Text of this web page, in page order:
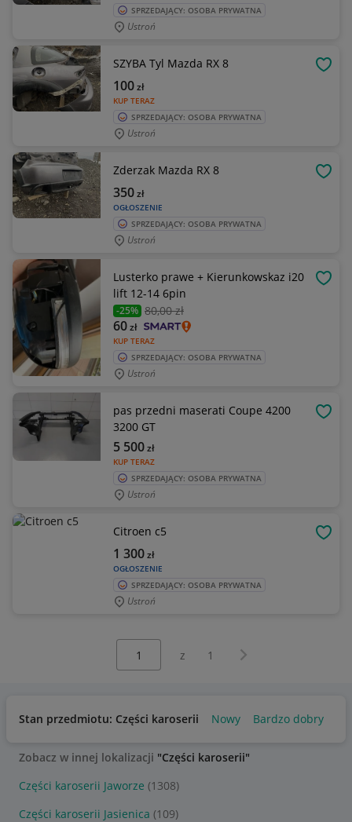
SPRZEDAJĄCY: OSOBA PRYWATNA
Ustroń
SZYBA Tyl Mazda RX 8
KUP TERAZ
100zł
SPRZEDAJĄCY: OSOBA PRYWATNA
Ustroń
Zderzak Mazda RX 8
OGŁOSZENIE
350zł
SPRZEDAJĄCY: OSOBA PRYWATNA
Ustroń
Lusterko prawe + Kierunkowskaz i20
lift 12-14 6pin
-25% 80,00 zł
KUP TERAZ
60zł
SPRZEDAJĄCY: OSOBA PRYWATNA
Ustroń
pas przedni maserati Coupe 4200
3200 GT
KUP TERAZ
5 500zł
SPRZEDAJĄCY: OSOBA PRYWATNA
Ustroń
Citroen c5
OGŁOSZENIE
1 300zł
SPRZEDAJĄCY: OSOBA PRYWATNA
Ustroń
z 1 Następna strona
Stan przedmiotu: Części karoserii Nowy Bardzo dobry
Zobacz w innej lokalizacji "Części karoserii"
Części karoserii Jaworze (1308)
Części karoserii Jasienica (109)